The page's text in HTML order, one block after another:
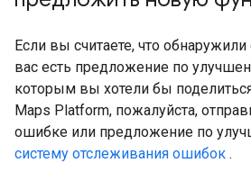
Если вы считаете, что
вас есть предложение по
которым вы хотели бы
Maps Platform, пожалуйста,
ошибке или предложение по
систему отслеживания ошибок .